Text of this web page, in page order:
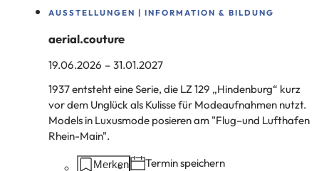
AUSSTELLUNGEN | INFORMATION & BILDUNG
aerial.couture
19.06.2026 – 31.01.2027
1937 entsteht eine Serie, die LZ 129 „Hindenburg“ kurz
vor dem Unglück als Kulisse für Modeaufnahmen nutzt.
Models in Luxusmode posieren am "Flug–und Lufthafen
Rhein-Main".
Aktionen Merken Termin speichern